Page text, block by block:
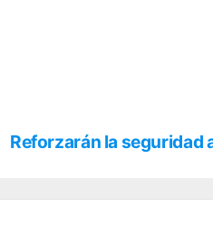
Reforzarán la seguridad